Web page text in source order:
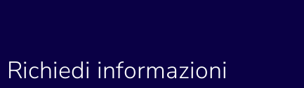
Richiedi informazioni